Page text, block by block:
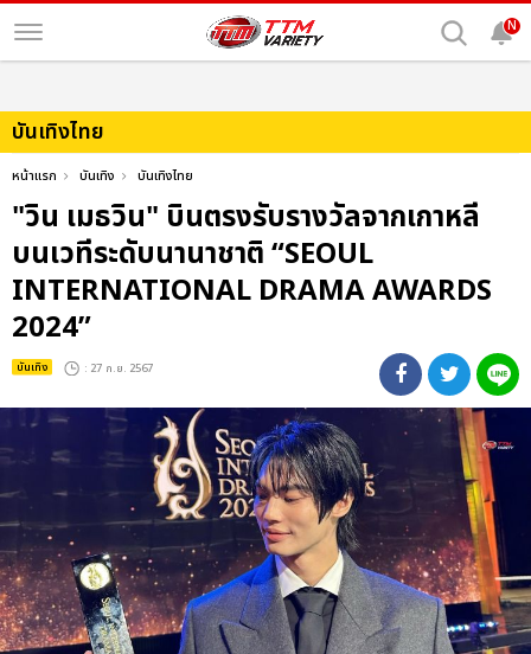
N
บันเทิงไทย
หน้าแรก บันเทิง บันเทิงไทย
"วิน เมธวิน" บินตรงรับรางวัลจากเกาหลี
บนเวทีระดับนานาชาติ “SEOUL
INTERNATIONAL DRAMA AWARDS
2024”
บันเทิง : 27 ก.ย. 2567